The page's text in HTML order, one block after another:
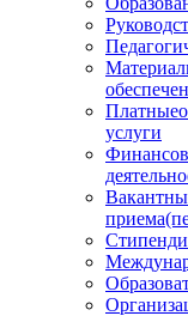
Платные
услуги